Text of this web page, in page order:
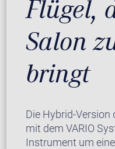
Flügel,
Salon
bringt
Die Hybrid-Version
mit dem VARIO
Instrument um